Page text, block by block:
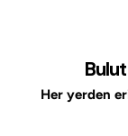
Her yerden